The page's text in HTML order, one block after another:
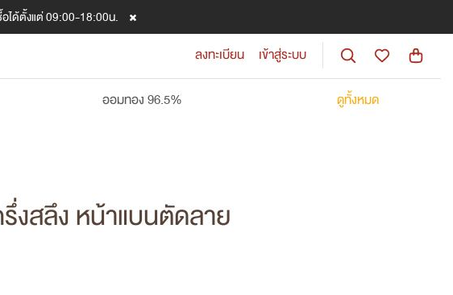
ได้ตั้งแต่ 09:00-18:00น.
ลงทะเบียน เข้าสู่ระบบ
ออมทอง 96.5% ดูทั้งหมด
งสลึง หน้าแบนตัดลาย